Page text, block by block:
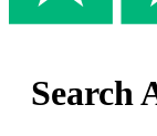
Search